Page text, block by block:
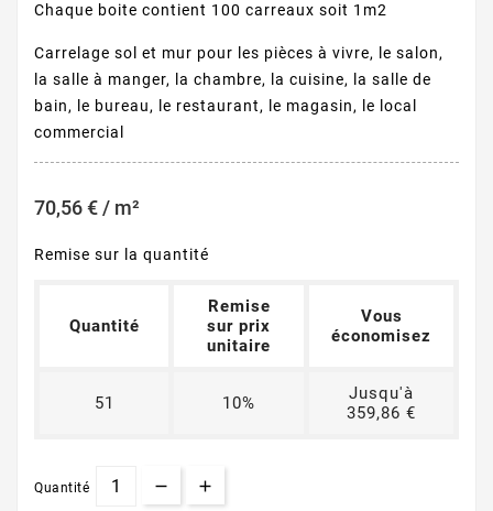
Chaque boite contient 100 carreaux soit 1m2
Carrelage sol et mur pour les pièces à vivre, le salon,
la salle à manger, la chambre, la cuisine, la salle de
bain, le bureau, le restaurant, le magasin, le local
commercial
70,56 € / m²
Remise sur la quantité
Quantité
Remise
sur prix
unitaire
Vous
économisez
51 10%
Jusqu'à
359,86 €
Quantité